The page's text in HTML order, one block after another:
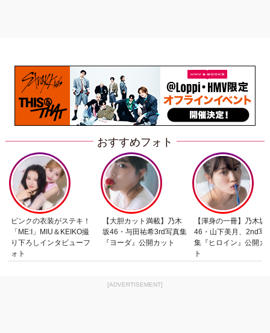
おすすめフォト
ピンクの衣装がステキ！
「ME:I」MIU＆KEIKO撮
り下ろしインタビューフ
ォト
【大胆カット満載】乃木
坂46・与田祐希3rd写真集
『ヨーダ』公開カット
【渾身の一冊】乃木坂
46・山下美月、2nd写
集『ヒロイン』公開カ
ト
[ADVERTISEMENT]